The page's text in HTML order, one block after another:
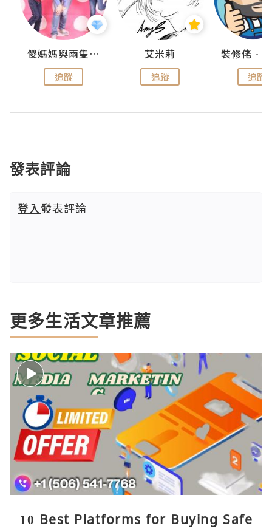
儍媽媽與兩隻小魔怪之家
追蹤
艾米莉
追蹤 追蹤
發表評論
登入發表評論
更多生活文章推薦
10 Best Platforms for Buying Safe